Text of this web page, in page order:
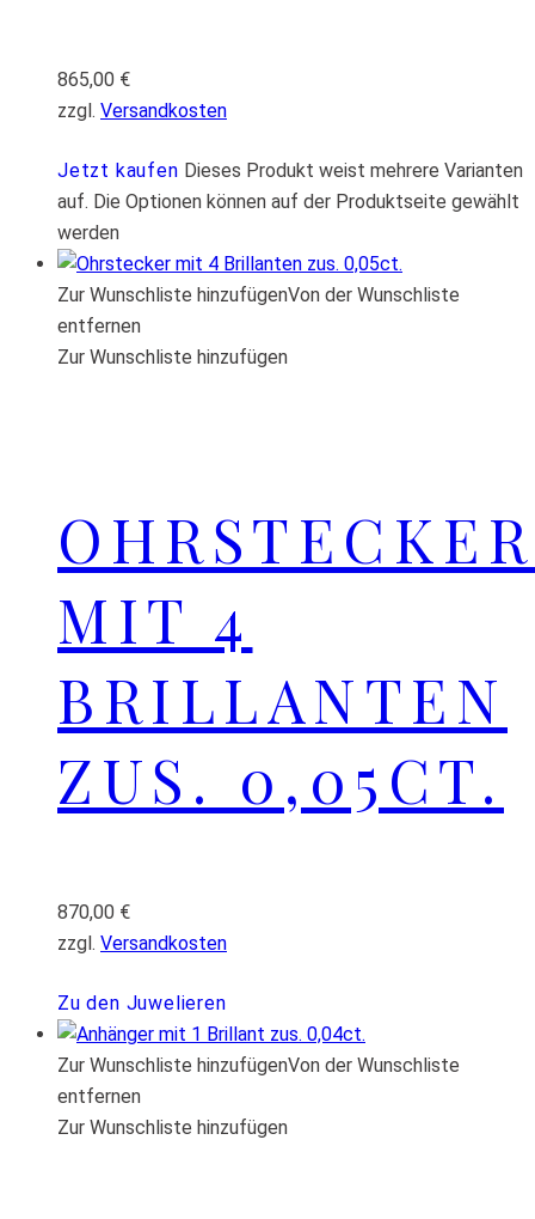
865,00 €
zzgl. Versandkosten
Jetzt kaufen Dieses Produkt weist mehrere Varianten
auf. Die Optionen können auf der Produktseite gewählt
werden
Zur Wunschliste hinzufügenVon der Wunschliste
entfernen
Zur Wunschliste hinzufügen
OHRSTECKER
MIT 4
BRILLANTEN
ZUS. 0,05CT.
870,00 €
zzgl. Versandkosten
Zu den Juwelieren
Zur Wunschliste hinzufügenVon der Wunschliste
entfernen
Zur Wunschliste hinzufügen